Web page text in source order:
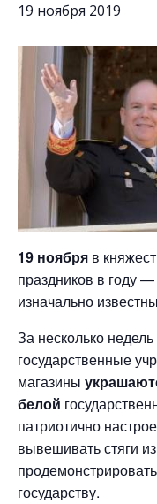
19 ноября 2019
19 ноября в
праздников в году —
изначально
За несколько
государственные
магазины
белой
патриотично
вывешивать стяги
государству.